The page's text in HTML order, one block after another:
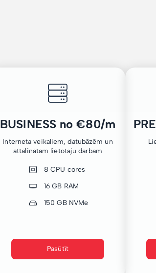
BUSINESS no €80/m
Interneta veikaliem, datubāzēm un
attālinātam lietotāju darbam
8 CPU cores
16 GB RAM
150 GB NVMe
Pasūtīt